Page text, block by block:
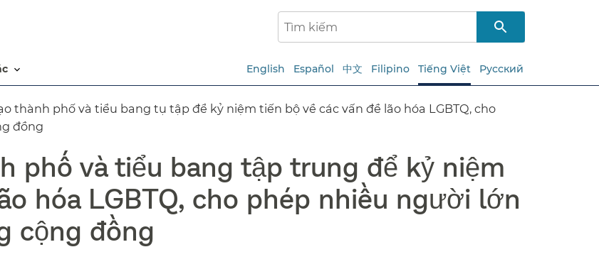
English Español 中文 Filipino Tiếng Việt Русский
thành phố và tiểu bang tụ tập để kỷ niệm tiến bộ về các vấn đề lão hóa LGBTQ, cho
đồng​​
phố và tiểu bang tập trung để kỷ niệm
hóa LGBTQ, cho phép nhiều người lớn
cộng đồng​​